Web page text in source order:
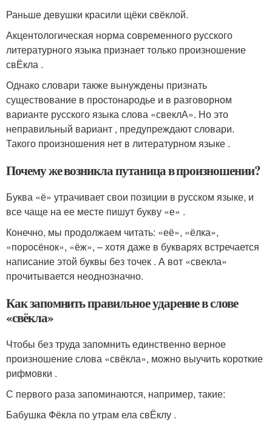
Раньше девушки красили щёки свёклой.
Акцентологическая норма современного русского
литературного языка признает только произношение
свЁкла .
Однако словари также вынуждены признать
существование в простонародье и в разговорном
варианте русского языка слова «свеклА». Но это
неправильный вариант , предупреждают словари.
Такого произношения нет в литературном языке .
Почему же возникла путаница в произношении?
Буква «ё» утрачивает свои позиции в русском языке, и
все чаще на ее месте пишут букву «е» .
Конечно, мы продолжаем читать: «её», «ёлка»,
«поросёнок», «ёж», – хотя даже в букварях встречается
написание этой буквы без точек . А вот «свекла»
прочитывается неоднозначно.
Как запомнить правильное ударение в слове
«свёкла»
Чтобы без труда запомнить единственно верное
произношение слова «свёкла», можно выучить короткие
рифмовки .
С первого раза запоминаются, например, такие:
Бабушка Фёкла по утрам ела свЁклу .